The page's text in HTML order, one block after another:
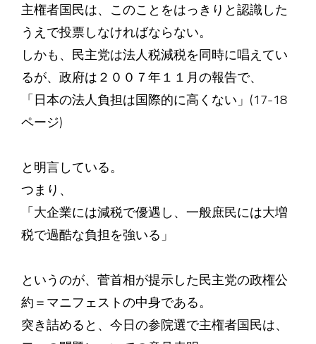
主権者国民は、このことをはっきりと認識した
うえで投票しなければならない。
しかも、民主党は法人税減税を同時に唱えてい
るが、政府は２００７年１１月の報告で、
「日本の法人負担は国際的に高くない」(17-18
ページ)
と明言している。
つまり、
「大企業には減税で優遇し、一般庶民には大増
税で過酷な負担を強いる」
というのが、菅首相が提示した民主党の政権公
約＝マニフェストの中身である。
突き詰めると、今日の参院選で主権者国民は、